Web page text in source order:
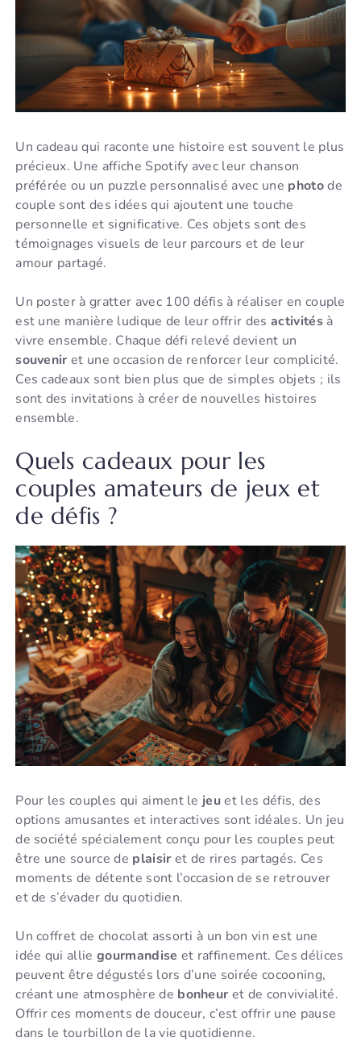
Un cadeau qui raconte une histoire est souvent le plus
précieux. Une affiche Spotify avec leur chanson
préférée ou un puzzle personnalisé avec une photode
couple sont des idées qui ajoutent une touche
personnelle et significative. Ces objets sont des
témoignages visuels de leur parcours et de leur
amour partagé.
Un poster à gratter avec 100 défis à réaliser en couple
est une manière ludique de leur offrir des activitésà
vivre ensemble. Chaque défi relevé devient un
souvenir et une occasion de renforcer leur complicité.
Ces cadeaux sont bien plus que de simples objets ; ils
sont des invitations à créer de nouvelles histoires
ensemble.
Quels cadeaux pour les
couples amateurs de jeux et
de défis ?
Pour les couples qui aiment le jeuet les défis, des
options amusantes et interactives sont idéales. Un jeu
de société spécialement conçu pour les couples peut
être une source de plaisir et de rires partagés. Ces
moments de détente sont l’occasion de se retrouver
et de s’évader du quotidien.
Un coffret de chocolat assorti à un bon vin est une
idée qui allie gourmandise et raffinement. Ces délices
peuvent être dégustés lors d’une soirée cocooning,
créant une atmosphère de bonheur et de convivialité.
Offrir ces moments de douceur, c’est offrir une pause
dans le tourbillon de la vie quotidienne.